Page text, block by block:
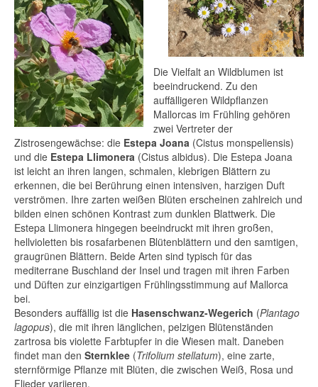
La Balanguera: Die offizielle Hymne
Mallorcas
Die Ensaimada von Mallorca : Geschichte,
Tradition und Genuss
Die Balearischen Schleuderer : Krieger
der Antike
Mallorcas UNESCO-Welterbe
Flora und Fauna
Der Frühling auf Mallorca: ein Fest der
wilden Blumen
Die Mandelblüte auf Mallorca
Feste, Märkte und Traditionen
April im Dezember
Der Dijous Bo – das Herz des
mallorquinischen Herbstes
Die Wochenmärkte Mallorcas – Ein Stück
Die Vielfalt an Wildblumen ist
beeindruckend. Zu den
auffälligeren Wildpflanzen
Mallorcas im Frühling gehören
zwei Vertreter der
Zistrosengewächse: die Estepa Joana (Cistus monspeliensis)
und die Estepa Llimonera (Cistus albidus). Die Estepa Joana
ist leicht an ihren langen, schmalen, klebrigen Blättern zu
erkennen, die bei Berührung einen intensiven, harzigen Duft
verströmen. Ihre zarten weißen Blüten erscheinen zahlreich und
bilden einen schönen Kontrast zum dunklen Blattwerk. Die
Estepa Llimonera hingegen beeindruckt mit ihren großen,
hellvioletten bis rosafarbenen Blütenblättern und den samtigen,
graugrünen Blättern. Beide Arten sind typisch für das
mediterrane Buschland der Insel und tragen mit ihren Farben
und Düften zur einzigartigen Frühlingsstimmung auf Mallorca
bei.
Besonders auffällig ist die Hasenschwanz-Wegerich (Plantago
lagopus), die mit ihren länglichen, pelzigen Blütenständen
zartrosa bis violette Farbtupfer in die Wiesen malt. Daneben
findet man den Sternklee (Trifolium stellatum), eine zarte,
sternförmige Pflanze mit Blüten, die zwischen Weiß, Rosa und
Flieder variieren.